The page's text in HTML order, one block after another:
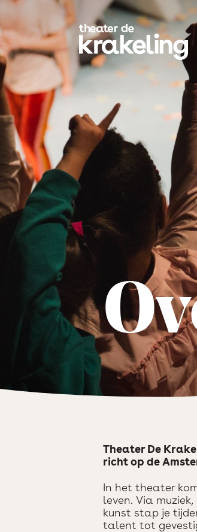
Theater De
richt op de
In het theater
leven. Via
kunst stap je
talent tot